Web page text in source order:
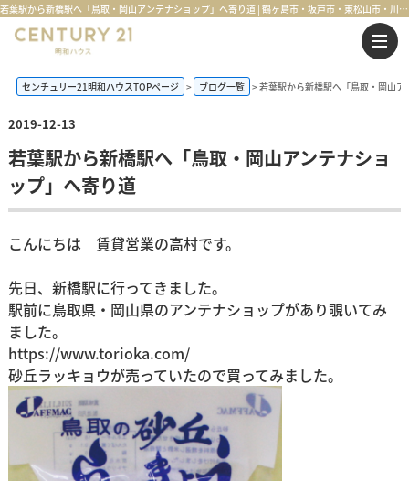
若葉駅から新橋駅へ「鳥取・岡山アンテナショップ」へ寄り道 | 鶴ヶ島市・坂戸市・東松山市・川越市の不動産購入・不動産売却のことならセンチュリー21明和ハウス
センチュリー21明和ハウスTOPページ ブログ一覧 若葉駅から新橋駅へ「鳥取・岡山
2019-12-13
若葉駅から新橋駅へ「鳥取・岡山アンテナショ
ップ」へ寄り道
こんにちは 賃貸営業の高村です。
先日、新橋駅に行ってきました。
駅前に鳥取県・岡山県のアンテナショップがあり覗いてみ
ました。
https://www.torioka.com/
砂丘ラッキョウが売っていたので買ってみました。